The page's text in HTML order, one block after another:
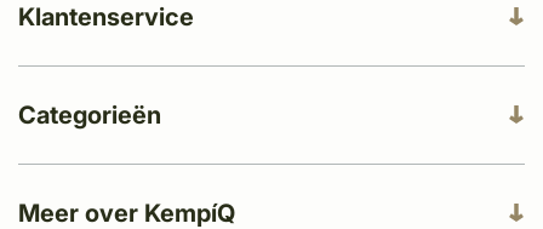
Meer over KempíQ
Klantenservice
Categorieën